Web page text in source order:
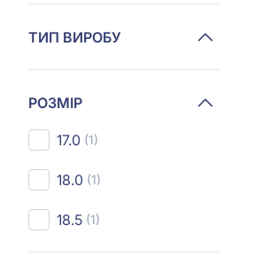
ТИП ВИРОБУ
РОЗМІР
17.0 (1)
18.0 (1)
18.5 (1)